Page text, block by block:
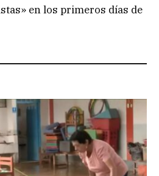
en los primeros días de